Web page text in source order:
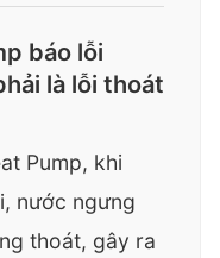
báo lỗi
là lỗi thoát
Pump, khi
nước ngưng
thoát, gây ra